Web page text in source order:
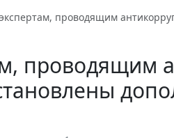
проводящим
проводящим